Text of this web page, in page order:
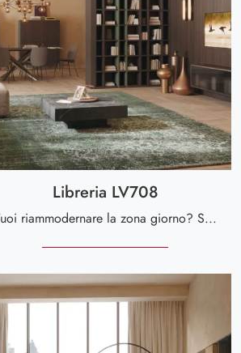
Libreria LV708
Vuoi riammodernare la zona giorno? Scopri di più sulle librerie moderne divisorie e arreda i tuoi spazi con il modello Libreria LV708.